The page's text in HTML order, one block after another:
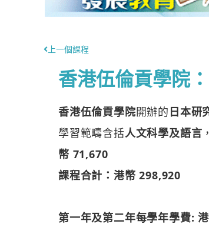
上一個課程
香港伍倫貢學院
香港伍倫貢學院開辦的 日本研
學習範疇含括人文科學及語言
幣 71,670
課程合計：港幣 298,920
第一年及第二年每學年學費: